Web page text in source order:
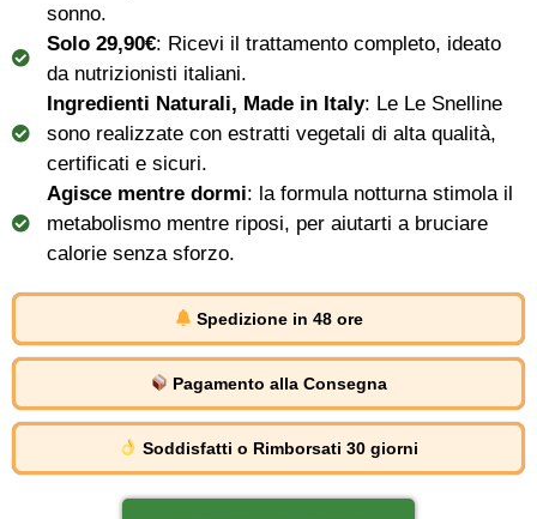
sonno.
Solo 29,90€: Ricevi il trattamento completo, ideato
da nutrizionisti italiani.
Ingredienti Naturali, Made in Italy: Le Le Snelline
sono realizzate con estratti vegetali di alta qualità,
certificati e sicuri.
Agisce mentre dormi: la formula notturna stimola il
metabolismo mentre riposi, per aiutarti a bruciare
calorie senza sforzo.
Spedizione in 48 ore
Pagamento alla Consegna
Soddisfatti o Rimborsati 30 giorni